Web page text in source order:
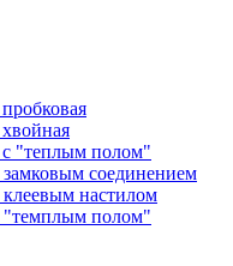
с "теплым полом"
соединением
настилом
полом"